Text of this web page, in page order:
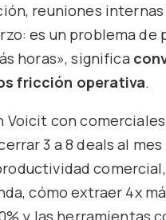
reuniones
es un problema de
horas», significa
fricción operativa.
Voicit con
3 a 8 deals al mes
cómo extraer 4x
y las herramientas